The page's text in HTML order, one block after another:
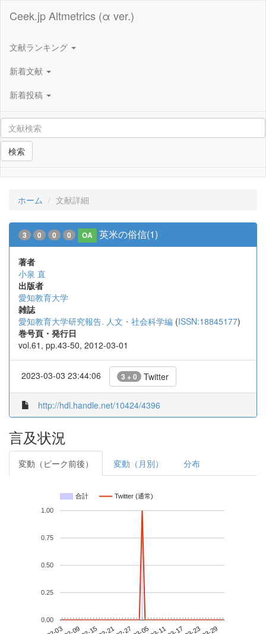
Ceek.jp Altmetrics (α ver.)
文献ランキング
新着文献
新着投稿
検索
ホーム 文献詳細
3 0 0 0 OA 英米の俗信(1)
著者
小泉 直
出版者
愛知教育大学
雑誌
愛知教育大学研究報告. 人文・社会科学編 (ISSN:18845177)
巻号頁・発行日
vol.61, pp.43-50, 2012-03-01
2023-03-03 23:44:06 3 + 0 Twitter
http://hdl.handle.net/10424/4396
言及状況
変動（ピーク前後） 変動（月別） 分布
合計 Twitter (通常)
0.00
0.25
0.50
0.75
1.00